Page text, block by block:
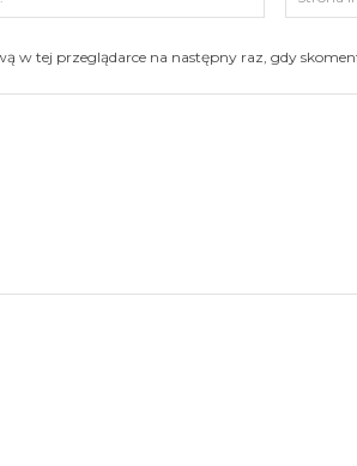
mail:
w tej przeglądarce na następny raz, gdy